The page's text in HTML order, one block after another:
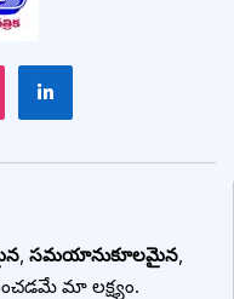
, సమయానుకూలమైన,
మా లక్ష్యం.